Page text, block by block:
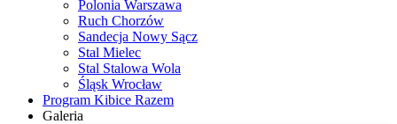
Polonia Warszawa
Ruch Chorzów
Sandecja Nowy Sącz
Stal Mielec
Stal Stalowa Wola
Śląsk Wrocław
Program Kibice Razem
Galeria